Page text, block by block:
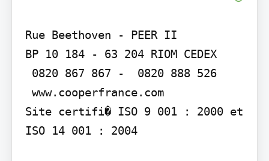
Rue Beethoven - PEER II
BP 10 184 - 63 204 RIOM CEDEX
Site certifi� ISO 9 001 : 2000 et
ISO 14 001 : 2004